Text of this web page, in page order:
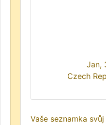
Jan,
Czech
Vaše seznamka